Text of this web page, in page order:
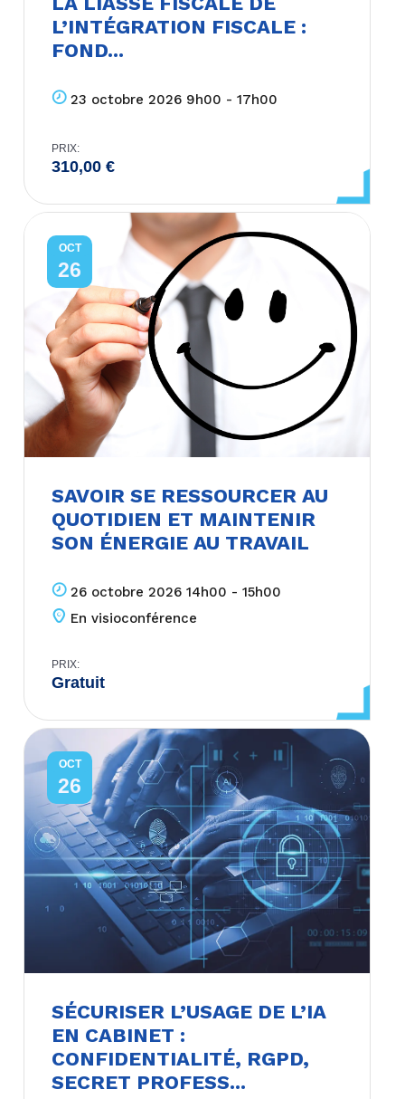
L’INTÉGRATION FISCALE :
FOND...
23 octobre 2026 9h00 - 17h00
PRIX:
310,00€
OCT
26
SAVOIR SE RESSOURCER AU
QUOTIDIEN ET MAINTENIR
SON ÉNERGIE AU TRAVAIL
26 octobre 2026 14h00 - 15h00
En visioconférence
PRIX:
Gratuit
OCT
26
SÉCURISER L’USAGE DE L’IA
EN CABINET :
CONFIDENTIALITÉ, RGPD,
SECRET PROFESS...